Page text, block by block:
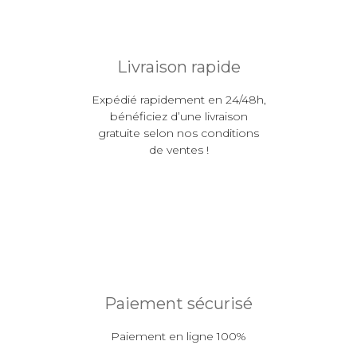
Livraison rapide
Expédié rapidement en 24/48h,
bénéficiez d’une livraison
gratuite selon nos conditions
de ventes !
Paiement sécurisé
Paiement en ligne 100%